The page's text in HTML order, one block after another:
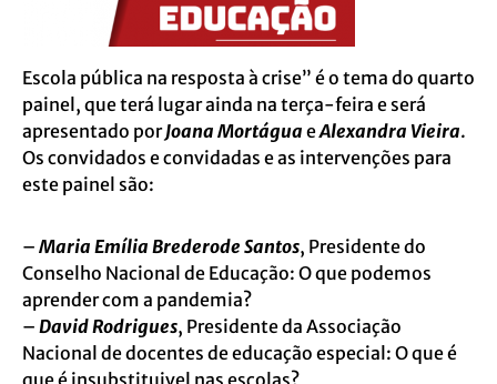
Escola pública na resposta à crise” é o tema do quarto
painel, que terá lugar ainda na terça-feira e será
apresentado porJoana Mortágua eAlexandra Vieira.
Os convidados e convidadas e as intervenções para
este painel são:
– Maria Emília Brederode Santos, Presidente do
Conselho Nacional de Educação: O que podemos
aprender com a pandemia?
– David Rodrigues, Presidente da Associação
Nacional de docentes de educação especial: O que é
que é insubstituivel nas escolas?